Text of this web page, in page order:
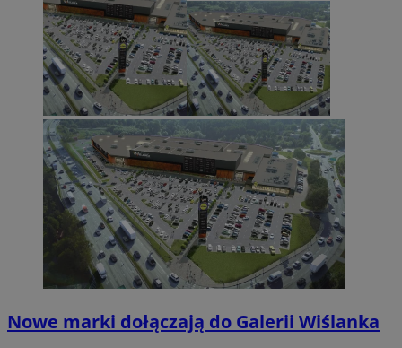
Nowe marki dołączają do Galerii Wiślanka